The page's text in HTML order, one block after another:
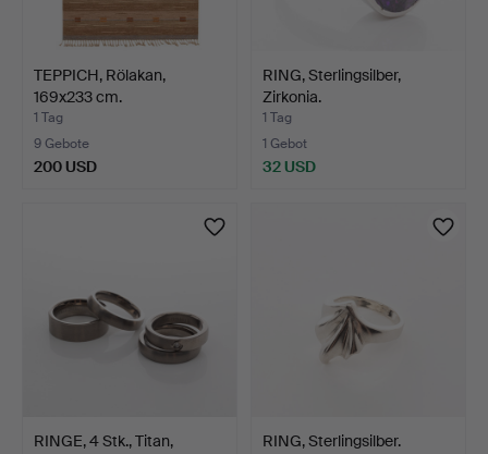
TEPPICH, Rölakan,
169x233 cm.
1 Tag
9 Gebote
200 USD
RING, Sterlingsilber,
Zirkonia.
1 Tag
1 Gebot
32 USD
RINGE, 4 Stk., Titan,
RING, Sterlingsilber.